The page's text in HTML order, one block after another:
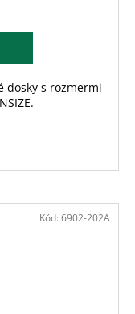
dosky s rozmermi
Kód: 6902-202A